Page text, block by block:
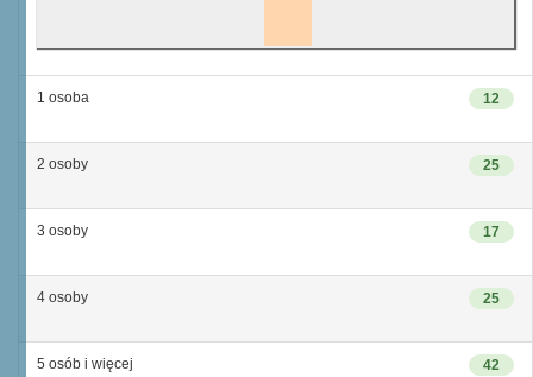
12
1 osoba
25
2 osoby
17
3 osoby
25
4 osoby
42
5 osób i więcej